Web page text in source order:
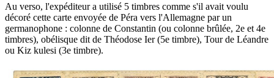
Au verso, l'expéditeur a utilisé 5 timbres comme s'il avait voulu
décoré cette carte envoyée de Péra vers l'Allemagne par un
germanophone : colonne de Constantin (ou colonne brûlée, 2e et 4e
timbres), obélisque dit de Théodose Ier (5e timbre), Tour de Léandre
ou Kiz kulesi (3e timbre).